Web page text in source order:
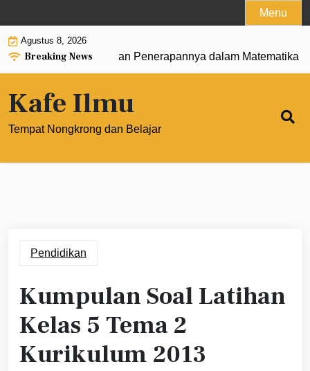
to
content
Menu
Agustus 8, 2026
Breaking News
Rumus, dan Penerapannya dalam Matematika
Kafe Ilmu
Tempat Nongkrong dan Belajar
Pendidikan
Kumpulan Soal Latihan
Kelas 5 Tema 2
Kurikulum 2013